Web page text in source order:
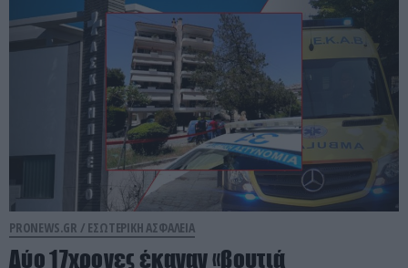
PRONEWS.GR / ΕΣΩΤΕΡΙΚΗ ΑΣΦΑΛΕΙΑ
Δύο 17χρονες έκαναν «βουτιά